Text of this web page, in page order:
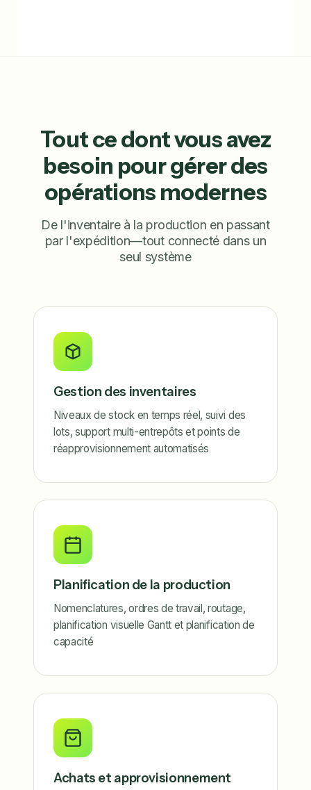
Tout ce dont vous avez
besoin pour gérer des
opérations modernes
De l'inventaire à la production en passant
par l'expédition—tout connecté dans un
seul système
Gestion des inventaires
Niveaux de stock en temps réel, suivi des
lots, support multi-entrepôts et points de
réapprovisionnement automatisés
Planification de la production
Nomenclatures, ordres de travail, routage,
planification visuelle Gantt et planification de
capacité
Achats et approvisionnement